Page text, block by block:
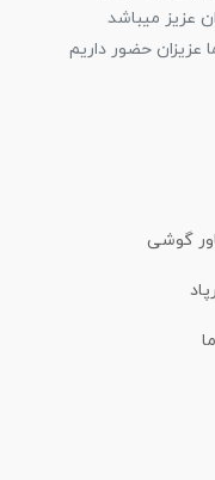
عزیز میباشد
عزیزان حضور داریم
گوشی